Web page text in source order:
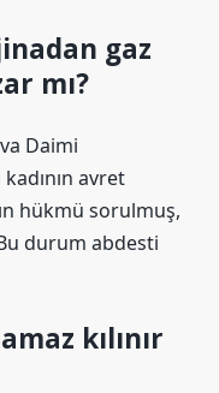
gaz
mı?
Daimi
avret
hükmü sorulmuş,
durum abdesti
kılınır